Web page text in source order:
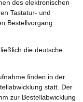
des elektronischen
Tastatur- und
Bestellvorgang
die deutsche
finden in der
statt. Der
zur Bestellabwicklung